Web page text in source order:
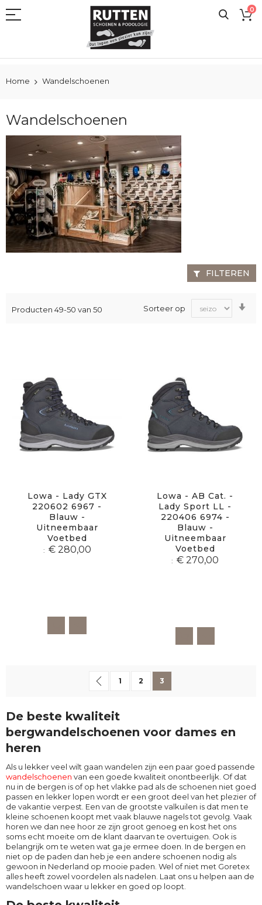
naar
0
Home Wandelschoenen
Wandelschoenen
Producten 49-50 van 50 Sorteer op
Lowa - Lady GTX
220602 6967 -
Blauw -
Uitneembaar
Voetbed
€ 280,00
Lowa - AB Cat. -
Lady Sport LL -
220406 6974 -
Blauw -
Uitneembaar
Voetbed
€ 270,00
Pagina
Pagina
Vorige
Pagina
1 Pagina
2 U lees momenteel pagina
3
De beste kwaliteit
bergwandelschoenen voor dames en
heren
Als u lekker veel wilt gaan wandelen zijn een paar goed passende
wandelschoenen van een goede kwaliteit onontbeerlijk. Of dat
nu in de bergen is of op het vlakke pad als de schoenen niet goed
passen en lekker lopen wordt er een groot deel van het plezier of
de vakantie verpest. Een van de grootste valkuilen is dat men te
kleine schoenen koopt met vaak blauwe nagels tot gevolg. Vaak
horen we dan nee hoor ze zijn groot genoeg en kost het ons
soms echt moeite om de klant daarvan te overtuigen. Ook is
belangrijk om te weten wat ga je ermee doen. In de bergen en
niet op de paden dan heb je een andere schoenen nodig als
gewoon in Nederland op mooie paden. Wel of niet met Goretex
alles heeft zowel voordelen als nadelen. Laat ons u helpen aan de
wandelschoen waar u lekker en goed op loopt.
FILTEREN